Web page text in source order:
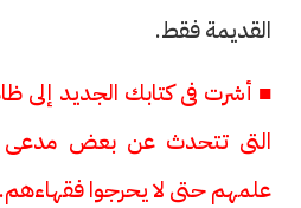
القديمة فقط.
■ أشرت فى كتابك الجديد إلى
التى تتحدث عن بعض مدعى
علمهم حتى لا يحرجوا